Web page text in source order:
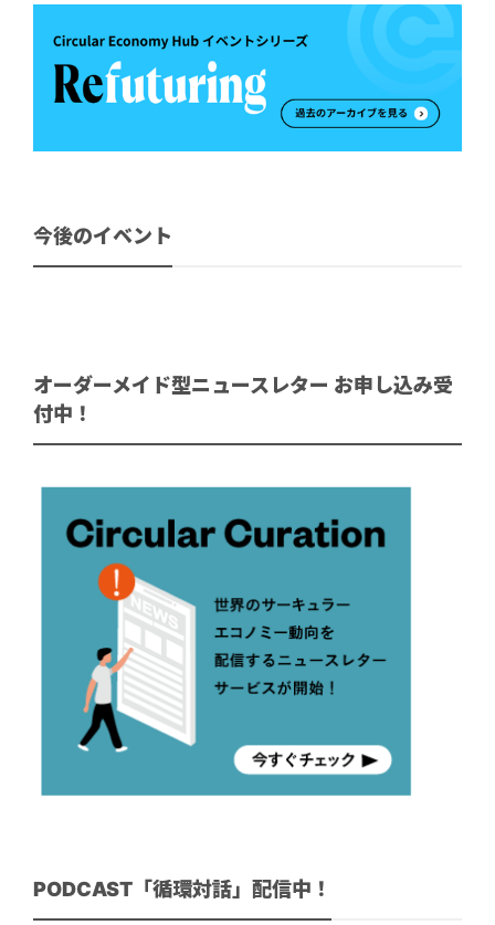
今後のイベント
オーダーメイド型ニュースレター お申し込み受
付中！
PODCAST「循環対話」配信中！